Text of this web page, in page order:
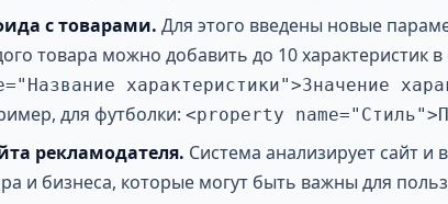
с товарами. Для этого введены новые
товара можно добавить до 10 характеристик
характеристики">Значение
для футболки: <property
рекламодателя. Система анализирует сайт и
и бизнеса, которые могут быть важны для